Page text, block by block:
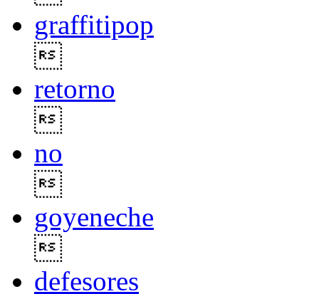
graffitipop
retorno
no
goyeneche
defesores